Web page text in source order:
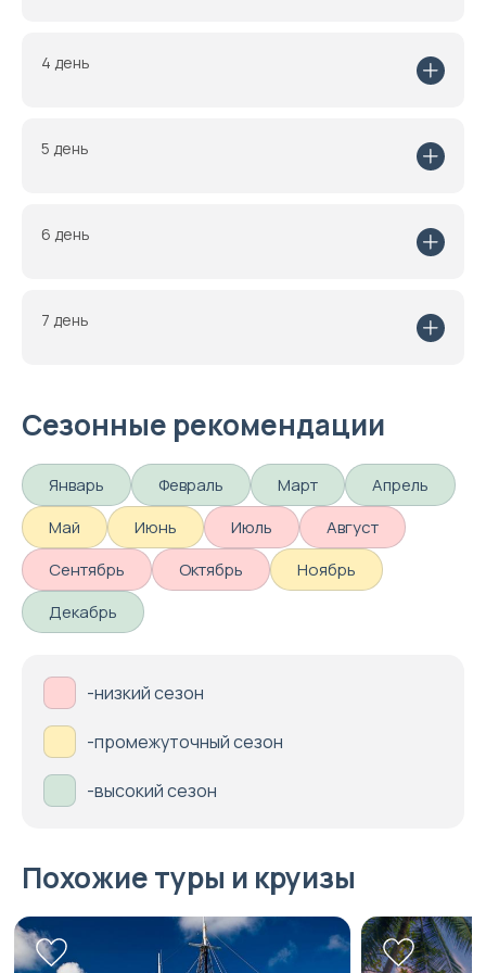
4 день
5 день
6 день
7 день
Сезонные рекомендации
Январь Февраль Март
Апрель
Май
Июнь Июль
Август
Сентябрь
Октябрь
Ноябрь
Декабрь
-низкий сезон
-промежуточный сезон
-высокий сезон
Похожие туры и круизы